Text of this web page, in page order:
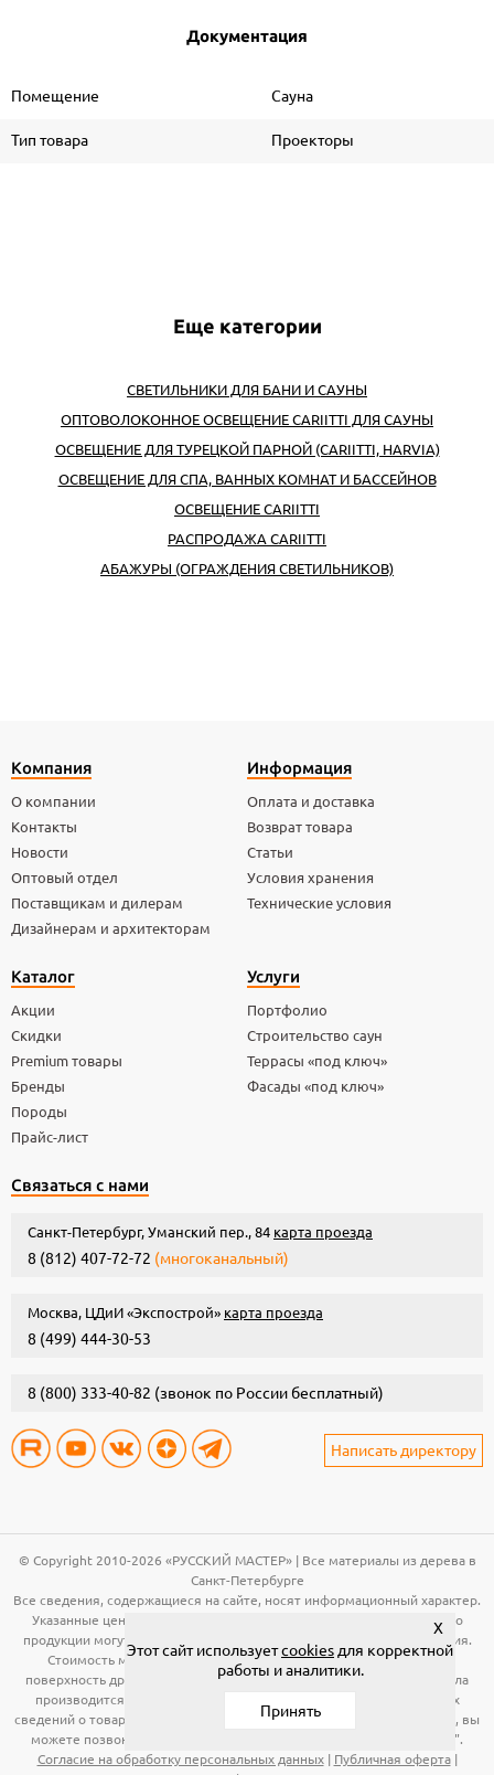
Документация
Помещение Сауна
Тип товара Проекторы
Еще категории
СВЕТИЛЬНИКИ ДЛЯ БАНИ И САУНЫ
ОПТОВОЛОКОННОЕ ОСВЕЩЕНИЕ CARIITTI ДЛЯ САУНЫ
ОСВЕЩЕНИЕ ДЛЯ ТУРЕЦКОЙ ПАРНОЙ (CARIITTI, HARVIA)
ОСВЕЩЕНИЕ ДЛЯ СПА, ВАННЫХ КОМНАТ И БАССЕЙНОВ
ОСВЕЩЕНИЕ CARIITTI
РАСПРОДАЖА CARIITTI
АБАЖУРЫ (ОГРАЖДЕНИЯ СВЕТИЛЬНИКОВ)
Компания
О компании
Контакты
Новости
Оптовый отдел
Поставщикам и дилерам
Дизайнерам и архитекторам
Информация
Оплата и доставка
Возврат товара
Статьи
Условия хранения
Технические условия
Каталог
Акции
Скидки
Premium товары
Бренды
Породы
Прайс-лист
Услуги
Портфолио
Строительство саун
Террасы «под ключ»
Фасады «под ключ»
Связаться с нами
Санкт-Петербург, Уманский пер., 84 карта проезда
8 (812) 407-72-72 (многоканальный)
Москва, ЦДиИ «Экспострой» карта проезда
8 (499) 444-30-53
8 (800) 333-40-82 (звонок по России бесплатный)
Написать директору
© Copyright 2010-2026 «РУССКИЙ МАСТЕР» | Все материалы из дерева в
Санкт-Петербурге
Все сведения, содержащиеся на сайте, носят информационный характер.
Указанные цены, технические характеристики и иная информация о
продукции могут быть изменены без предварительного уведомления.
Стоимость материала (вагонка, панели и т.д.) указана за общую
поверхность древесины. Расчет необходимого количества материала
производится по рабочей поверхности. Для получения подробных
сведений о товарах, указанных на сайте, в том числе об их стоимости, вы
можете позвонить по телефонам, указанным в разделе "Контакты".
Согласие на обработку персональных данных| Публичная оферта|
X
Этот сайт используетcookies для корректной
работы и аналитики.
Принять